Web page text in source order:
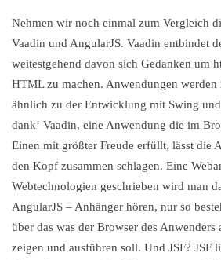
Nehmen wir noch einmal zum Vergleich
Vaadin und AngularJS. Vaadin entbindet
weitestgehend davon sich Gedanken um
HTML zu machen. Anwendungen werden
ähnlich zu der Entwicklung mit Swing und
dank‘ Vaadin, eine Anwendung die im
Einen mit größter Freude erfüllt, lässt die
den Kopf zusammen schlagen. Eine
Webtechnologien geschrieben wird man
AngularJS – Anhänger hören, nur so
über das was der Browser des
zeigen und ausführen soll. Und JSF? JSF